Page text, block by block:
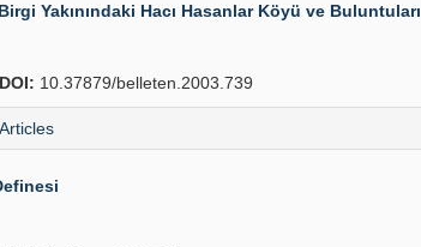
Yakınındaki Hacı Hasanlar Köyü ve Buluntuları
DOI: 10.37879/belleten.2003.739